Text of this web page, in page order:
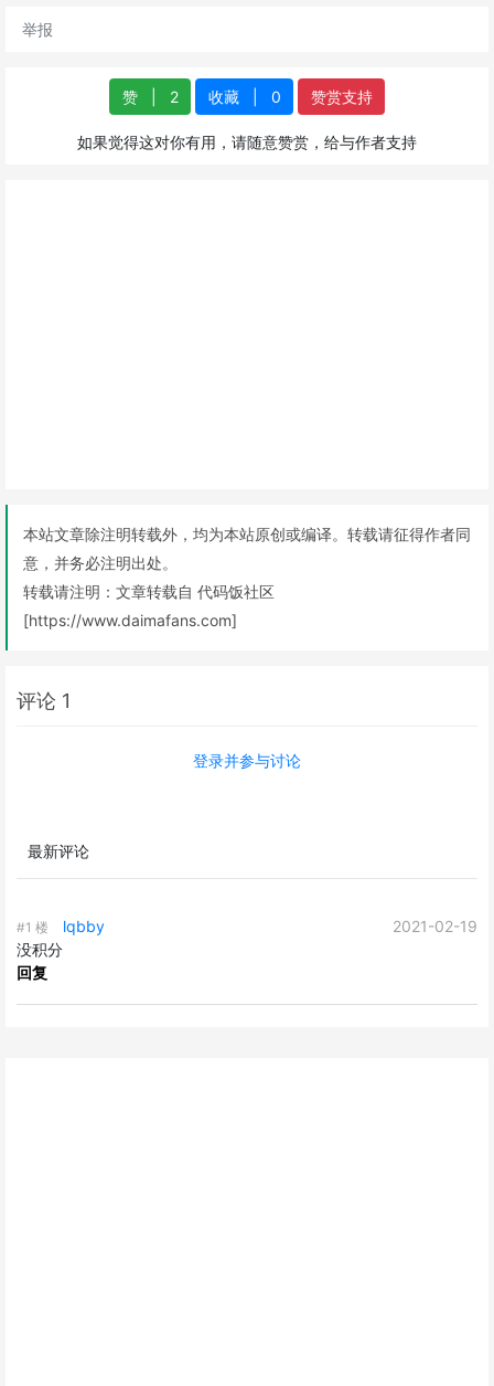
举报
赞 2 收藏 0 赞赏支持
如果觉得这对你有用，请随意赞赏，给与作者支持
本站文章除注明转载外，均为本站原创或编译。转载请征得作者同
意，并务必注明出处。
转载请注明： 文章转载自 代码饭社区
[https://www.daimafans.com]
评论 1
登录并参与讨论
最新评论
#1 楼 lqbby
2021-02-19
没积分
回复